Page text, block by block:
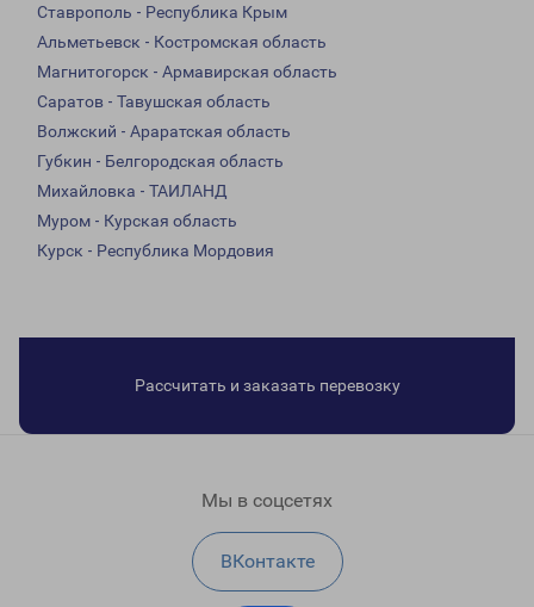
Ставрополь - Республика Крым
Альметьевск - Костромская область
Магнитогорск - Армавирская область
Саратов - Тавушская область
Волжский - Араратская область
Губкин - Белгородская область
Михайловка - ТАИЛАНД
Муром - Курская область
Курск - Республика Мордовия
Рассчитать и заказать перевозку
Мы в соцсетях
ВКонтакте